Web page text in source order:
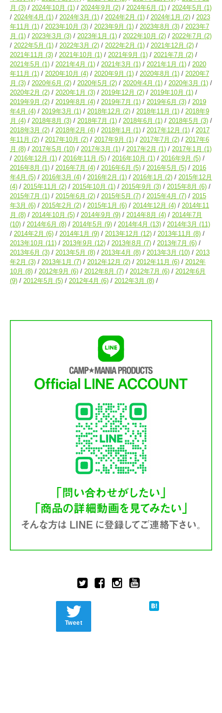
月 (3) 2024年10月 (1) 2024年9月 (2) 2024年6月 (1) 2024年5月 (1)
2024年4月 (1) 2024年3月 (1) 2024年2月 (1) 2024年1月 (2)
2023
年11月 (1) 2023年10月 (3) 2023年9月 (1) 2023年8月 (3)
2023年7
月 (1) 2023年3月 (3) 2023年1月 (1) 2022年10月 (2) 2022年7月 (2)
2022年5月 (1) 2022年3月 (2) 2022年2月 (1) 2021年12月 (2)
2021年11月 (3) 2021年10月 (1) 2021年9月 (1) 2021年7月 (2)
2021年5月 (1) 2021年4月 (1) 2021年3月 (1) 2021年1月 (1)
2020
年11月 (1) 2020年10月 (4) 2020年9月 (1) 2020年8月 (1)
2020年7
月 (3) 2020年6月 (2) 2020年5月 (2) 2020年4月 (1) 2020年3月 (1)
2020年2月 (2) 2020年1月 (3) 2019年12月 (2) 2019年10月 (1)
2019年9月 (2) 2019年8月 (4) 2019年7月 (1) 2019年6月 (3)
2019
年4月 (4) 2019年3月 (1) 2018年12月 (2) 2018年11月 (1)
2018年9
月 (4) 2018年8月 (3) 2018年7月 (1) 2018年6月 (1) 2018年5月 (3)
2018年3月 (2) 2018年2月 (4) 2018年1月 (1) 2017年12月 (1)
2017
年11月 (2) 2017年10月 (2) 2017年9月 (1) 2017年7月 (2)
2017年6
月 (8) 2017年5月 (10) 2017年3月 (1) 2017年2月 (1) 2017年1月 (1)
2016年12月 (1) 2016年11月 (5) 2016年10月 (1) 2016年9月 (5)
2016年8月 (1) 2016年7月 (4) 2016年6月 (5) 2016年5月 (5)
2016
年4月 (5) 2016年3月 (4) 2016年2月 (1) 2016年1月 (2)
2015年12月
(4)
2015年11月 (2) 2015年10月 (1) 2015年9月 (3) 2015年8月 (6)
2015年7月 (1) 2015年6月 (2) 2015年5月 (7) 2015年4月 (7)
2015
年3月 (6) 2015年2月 (2) 2015年1月 (6) 2014年12月 (4)
2014年11
月 (8) 2014年10月 (5) 2014年9月 (9) 2014年8月 (4)
2014年7月
(10)
2014年6月 (8) 2014年5月 (9) 2014年4月 (13) 2014年3月 (11)
2014年2月 (6) 2014年1月 (9) 2013年12月 (12) 2013年11月 (8)
2013年10月 (11) 2013年9月 (12) 2013年8月 (7) 2013年7月 (6)
2013年6月 (3) 2013年5月 (8) 2013年4月 (8) 2013年3月 (10)
2013
年2月 (3) 2013年1月 (7) 2012年12月 (2) 2012年11月 (6)
2012年
10月 (8) 2012年9月 (6) 2012年8月 (7) 2012年7月 (6)
2012年6月
(9)
2012年5月 (5) 2012年4月 (6) 2012年3月 (8)
Tweet